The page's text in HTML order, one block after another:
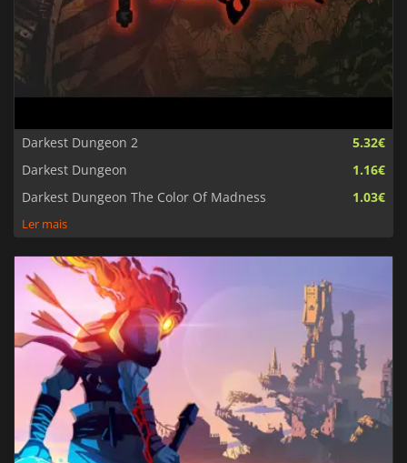
Darkest Dungeon 2
5.32€
Darkest Dungeon
1.16€
Darkest Dungeon The Color Of Madness
1.03€
Ler mais